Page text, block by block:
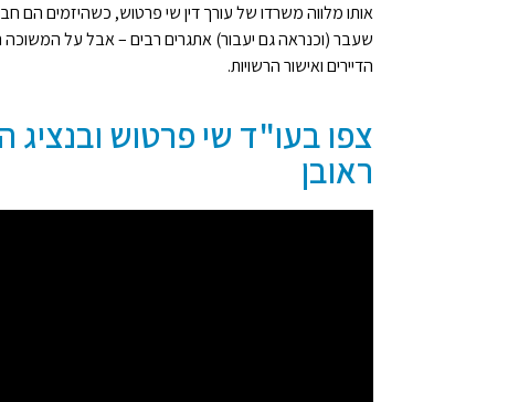
אותו מלווה משרדו של עורך דין שי פרטוש, כשהיזמים הם
שעבר (וכנראה גם יעבור) אתגרים רבים – אבל על המשוכה
הדיירים ואישור הרשויות.
צפו בעו"ד שי פרטוש ובנציג
ראובן